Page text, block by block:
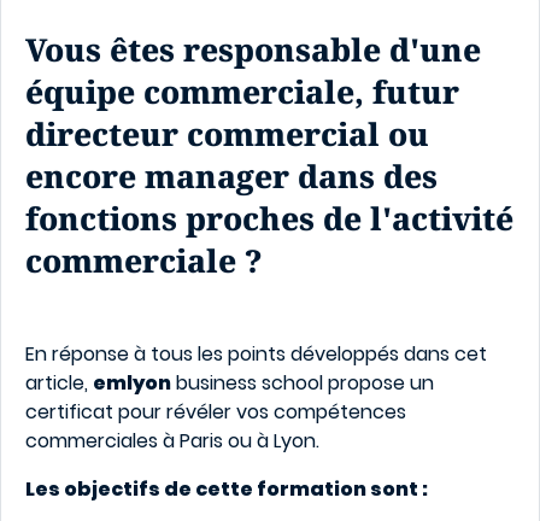
Vous êtes responsable d'une
équipe commerciale, futur
directeur commercial ou
encore manager dans des
fonctions proches de l'activité
commerciale ?
En réponse à tous les points développés dans cet
article, emlyonbusiness school propose un
certificat pour révéler vos compétences
commerciales à Paris ou à Lyon.
Les objectifs de cette formation sont :